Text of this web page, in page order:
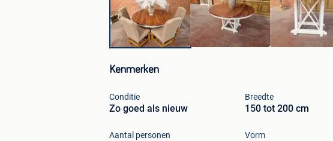
Kenmerken
Conditie
Zo goed als nieuw
Breedte
150 tot 200 cm
Aantal personen Vorm